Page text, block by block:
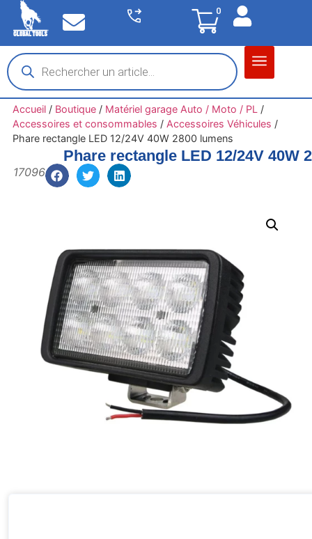
0
Accueil/ Boutique/ Matériel garage Auto / Moto / PL /
Accessoires et consommables / Accessoires Véhicules /
Phare rectangle LED 12/24V 40W 2800 lumens
Phare rectangle LED 12/24V 40W
17096